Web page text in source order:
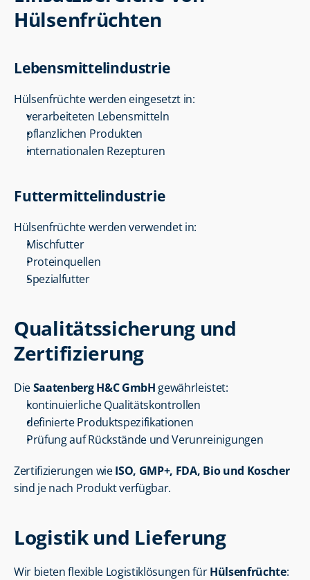
Hülsenfrüchten
Lebensmittelindustrie
Hülsenfrüchte werden eingesetzt in:
verarbeiteten Lebensmitteln
pflanzlichen Produkten
internationalen Rezepturen
Futtermittelindustrie
Hülsenfrüchte werden verwendet in:
Mischfutter
Proteinquellen
Spezialfutter
Qualitätssicherung und
Zertifizierung
Die Saatenberg H&C GmbH gewährleistet:
kontinuierliche Qualitätskontrollen
definierte Produktspezifikationen
Prüfung auf Rückstände und Verunreinigungen
Zertifizierungen wie ISO, GMP+, FDA, Bio und Koscher
sind je nach Produkt verfügbar.
Logistik und Lieferung
Wir bieten flexible Logistiklösungen für Hülsenfrüchte: